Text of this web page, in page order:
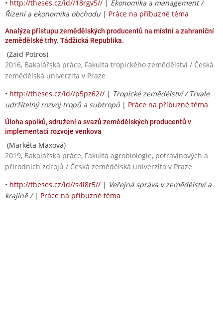
• http://theses.cz/id//18rgv5// | Ekonomika a management /
Řízení a ekonomika obchodu | Práce na příbuzné téma
Analýza přístupu zemědělských producentů na místní a zahraniční
zemědělské trhy. Tádžická Republika.
(Zaid Potros)
2016, Bakalářská práce, Fakulta tropického zemědělství / Česká
zemědělská univerzita v Praze
• http://theses.cz/id//p5pz62// | Tropické zemědělství / Trvale
udržitelný rozvoj tropů a subtropů | Práce na příbuzné téma
Úloha spolků, sdružení a svazů zemědělských producentů v
implementaci rozvoje venkova
(Markéta Maxová)
2019, Bakalářská práce, Fakulta agrobiologie, potravinových a
přírodních zdrojů / Česká zemědělská univerzita v Praze
• http://theses.cz/id//s4l8r5// | Veřejná správa v zemědělství a
krajině / | Práce na příbuzné téma